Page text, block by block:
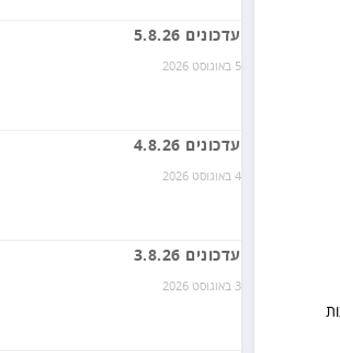
עדכונים 5.8.26
5 באוגוסט 2026
עדכונים 4.8.26
4 באוגוסט 2026
עדכונים 3.8.26
3 באוגוסט 2026